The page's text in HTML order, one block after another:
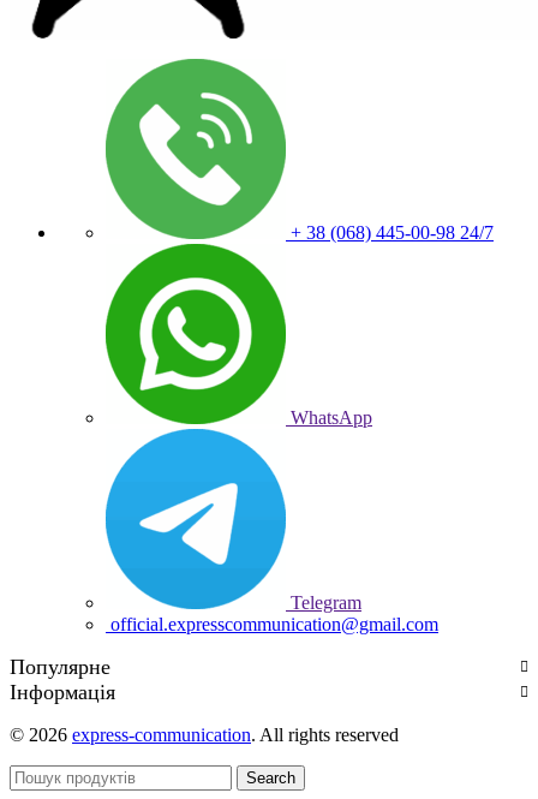
+ 38 (068) 445-00-98 24/7
WhatsApp
Telegram
official.expresscommunication@gmail.com
Популярне
Інформація
© 2026 express-communication. All rights reserved
Search